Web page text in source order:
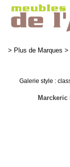
> Plus de Marques >
Marckeric